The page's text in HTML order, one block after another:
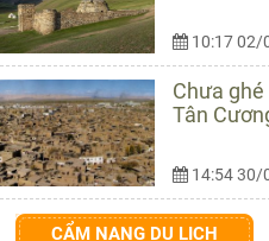
10:17 02/
Chưa
Tân
14:54 30/
CẨM NANG DU LỊCH